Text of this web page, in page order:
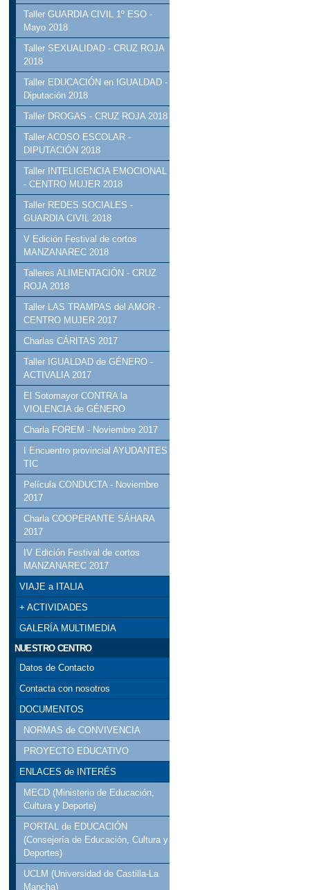
Taller GUARDIA CIVIL 1º ESO -
Mayo 2018
Taller SEXUALIDAD - CRUZ ROJA
2018
Taller EDUCACIÓN en IGUALDAD -
Diputación 2018
Taller DROGAS - CRUZ ROJA 2018
Taller ACOSO ESCOLAR -
DIPUTACIÓN 2018
Taller INTELIGENCIA EMOCIONAL
- CENTRO MUJER 2018
Taller REDES SOCIALES -
GUARDIA CIVIL 2018
V Edición Festival de cortos
MANZANAREC 2018
Talleres ALIMENTACIÓN - CRUZ
ROJA 2018
Taller LAS TRAMPAS del AMOR -
CENTRO MUJER 2017
Charlas CÁRITAS 2017
Taller IGUALDAD de GÉNERO -
ACTIVALIA 2017
El Sotomayor CONTRA la
VIOLENCIA de GÉNERO
Charla FOREM - Noviembre 2017
I Encuentro provincial AYUDANTES
TIC
Película CONDUCTA - Noviembre
2017
Charla COOPERANTE SÁHARA
2017
IV Edición Festival de cortos
MANZANAREC 2017
VIAJE a ITALIA
+ ACTIVIDADES
GALERÍA MULTIMEDIA
NUESTRO CENTRO
Datos de Contacto
Contacta con nosotros
DOCUMENTOS
NORMAS de CONVIVENCIA
PROYECTO EDUCATIVO
ENLACES de INTERÉS
MECD (Ministerio de Educación,
Cultura y Deporte)
PORTAL de EDUCACIÓN
(Consejería de Educación, Cultura y
Deportes)
UCLM (Universidad de Castilla-La
Mancha)